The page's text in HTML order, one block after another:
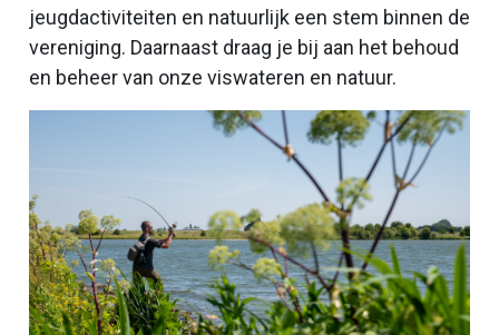
jeugdactiviteiten en natuurlijk een stem binnen de
vereniging. Daarnaast draag je bij aan het behoud
en beheer van onze viswateren en natuur.